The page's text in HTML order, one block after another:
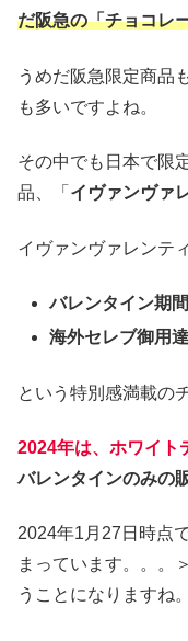
だ阪急の「チョコレ
うめだ阪急限定商品
も多いですよね。
その中でも日本で限
品、「 イヴァンヴァ
イヴァンヴァレンテ
バレンタイン期
海外セレブ御用
という特別感満載の
2024年は、ホワイト
バレンタインのみの
2024年1月27日時点
まっています。。。
うことになりますね。